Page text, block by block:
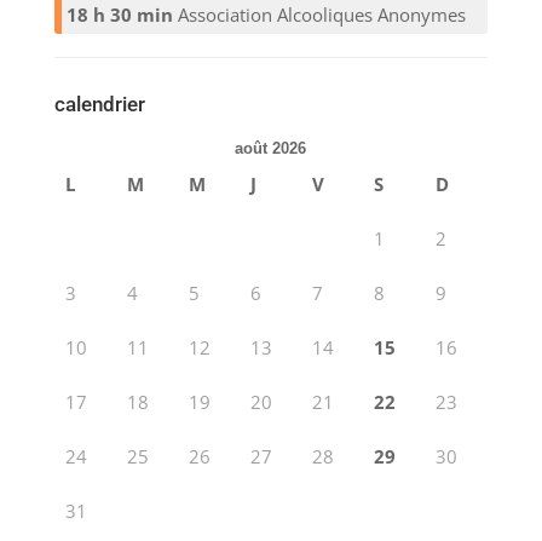
18 h 30 min Association Alcooliques Anonymes
calendrier
août 2026
L M M J V S D
1 2
3 4 5 6 7 8 9
10 11 12 13 14 15 16
17 18 19 20 21 22 23
24 25 26 27 28 29 30
31